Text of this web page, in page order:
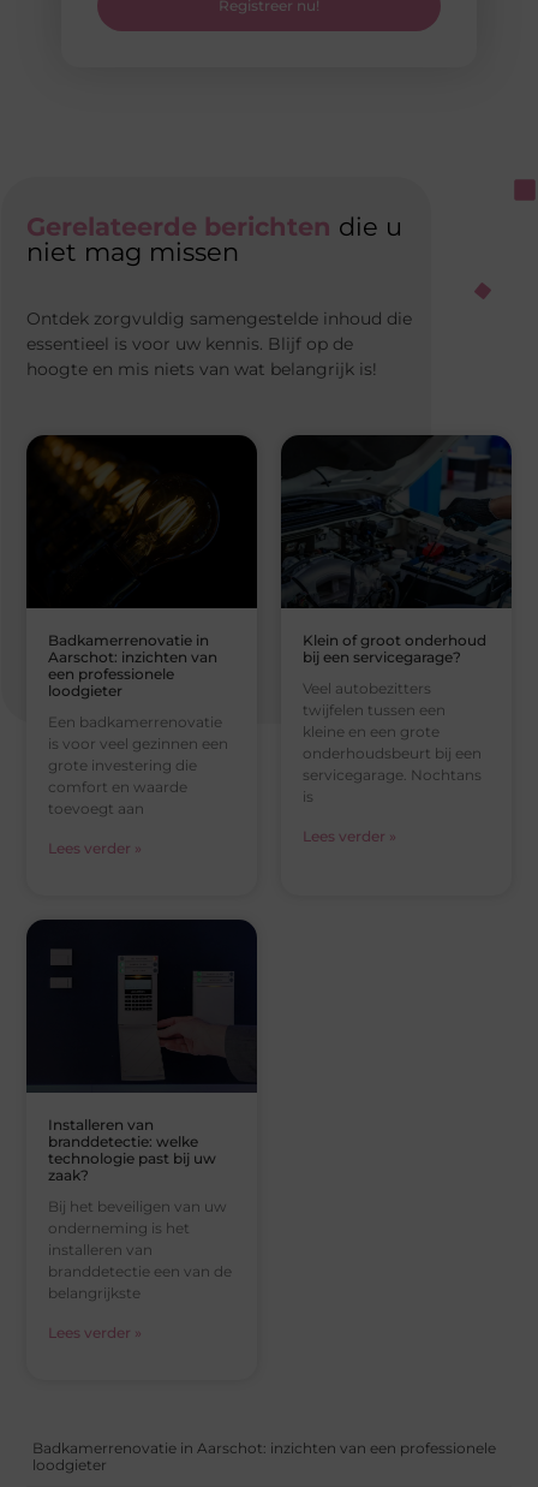
Registreer nu!
Gerelateerde berichten die u
niet mag missen
Ontdek zorgvuldig samengestelde inhoud die
essentieel is voor uw kennis. Blijf op de
hoogte en mis niets van wat belangrijk is!
Badkamerrenovatie in
Aarschot: inzichten van
een professionele
loodgieter
Een badkamerrenovatie
is voor veel gezinnen een
grote investering die
comfort en waarde
toevoegt aan
Lees verder »
Klein of groot onderhoud
bij een servicegarage?
Veel autobezitters
twijfelen tussen een
kleine en een grote
onderhoudsbeurt bij een
servicegarage. Nochtans
is
Lees verder »
Installeren van
branddetectie: welke
technologie past bij uw
zaak?
Bij het beveiligen van uw
onderneming is het
installeren van
branddetectie een van de
belangrijkste
Lees verder »
Badkamerrenovatie in Aarschot: inzichten van een professionele
loodgieter